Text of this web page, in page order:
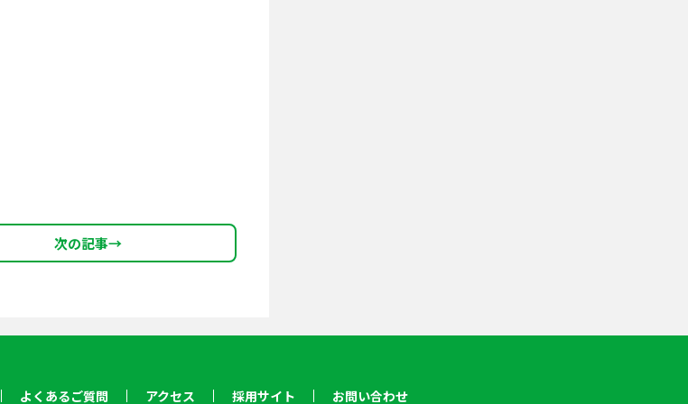
次の記事→
よくあるご質問 アクセス 採用サイト お問い合わせ